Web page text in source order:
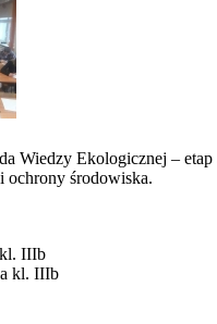
Wiedzy Ekologicznej –
ochrony środowiska.
IIIb
kl. IIIb